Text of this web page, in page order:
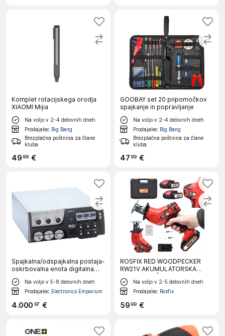
Komplet rotacijskega orodja
XIAOMI Mijia
Na voljo v 2-4 delovnih dneh
Prodajalec Big Bang
Brezplačna poštnina za člane
kluba
4999 €
GOOBAY set 20 pripomočkov
spajkanje in popravljanje
Na voljo v 2-4 delovnih dneh
Prodajalec Big Bang
Brezplačna poštnina za člane
kluba
4799 €
Spajkalna/odspajkalna postaja-
oskrbovalna enota digitalna
420 W Weller WXR 3
oskrbovalna enota 230 V 100
do 450 °C
Na voljo v 5-8 delovnih dneh
Prodajalec Electronics Emporium
4.000 67 €
ROSFIX RED WOODPECKER
RW21V AKUMULATORSKA
SABLJASTA ŽAGA – 21V, 2X
BATERIJA, 130 MM REZ, LED
LUČ, ROS SHOCK OHIŠJE | ZA
Na voljo v 2-5 delovnih dneh
Prodajalec Rosfix
5999 €